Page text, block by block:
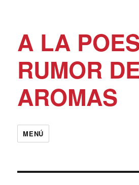
A LA
RUMOR DE
AROMAS
MENÚ